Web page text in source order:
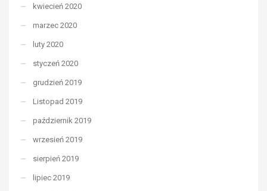
kwiecień 2020
marzec 2020
luty 2020
styczeń 2020
grudzień 2019
Listopad 2019
październik 2019
wrzesień 2019
sierpień 2019
lipiec 2019